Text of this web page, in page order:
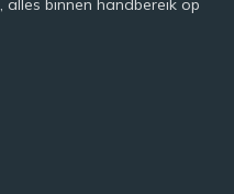
binnen handbereik op